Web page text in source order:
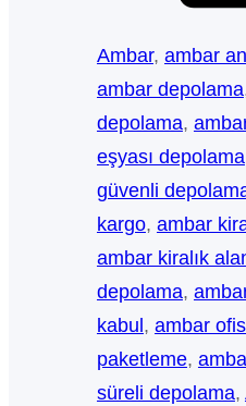
Ambar, ambar
ambar depolama
depolama,
eşyası depolama
güvenli
kargo, ambar
ambar kiralık
depolama,
kabul , ambar
paketleme,
süreli depolama,